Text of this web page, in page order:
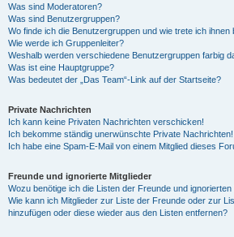
Was sind Moderatoren?
Was sind Benutzergruppen?
Wo finde ich die Benutzergruppen und wie trete ich ihnen
Wie werde ich Gruppenleiter?
Weshalb werden verschiedene Benutzergruppen farbig
Was ist eine Hauptgruppe?
Was bedeutet der „Das Team“-Link auf der Startseite?
Private Nachrichten
Ich kann keine Privaten Nachrichten verschicken!
Ich bekomme ständig unerwünschte Private Nachrichten!
Ich habe eine Spam-E-Mail von einem Mitglied dieses
Freunde und ignorierte Mitglieder
Wozu benötige ich die Listen der Freunde und ignorierten
Wie kann ich Mitglieder zur Liste der Freunde oder zur
hinzufügen oder diese wieder aus den Listen entfernen?